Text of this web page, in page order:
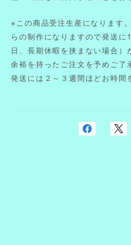
※この商品受注生産になります
らの制作になりますので発送に
日、長期休暇を挟まない場合）
余裕を持ったご注文を予めご了
発送には２～３週間ほどお時間